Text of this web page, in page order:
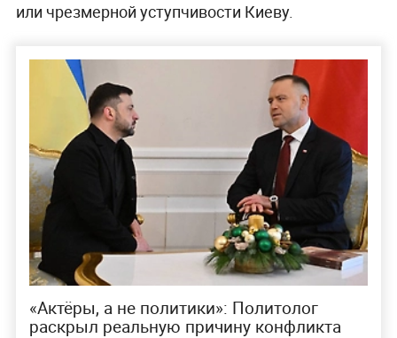
или чрезмерной уступчивости Киеву.
«Актёры, а не политики»: Политолог
раскрыл реальную причину конфликта